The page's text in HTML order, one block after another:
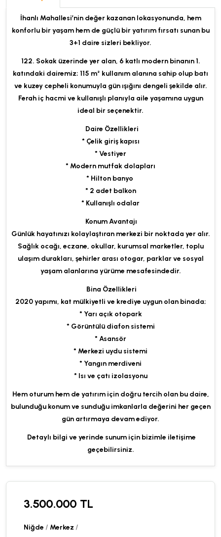
İhanlı Mahallesi’nin değer kazanan lokasyonunda, hem
konforlu bir yaşam hem de güçlü bir yatırım fırsatı sunan bu
3+1 daire sizleri bekliyor.
122. Sokak üzerinde yer alan, 6 katlı modern binanın 1.
katındaki dairemiz; 115 m² kullanım alanına sahip olup batı
ve kuzey cepheli konumuyla gün ışığını dengeli şekilde alır.
Ferah iç hacmi ve kullanışlı planıyla aile yaşamına uygun
ideal bir seçenektir.
Daire Özellikleri
* Çelik giriş kapısı
* Vestiyer
* Modern mutfak dolapları
* Hilton banyo
* 2 adet balkon
* Kullanışlı odalar
Konum Avantajı
Günlük hayatınızı kolaylaştıran merkezi bir noktada yer alır.
Sağlık ocağı, eczane, okullar, kurumsal marketler, toplu
ulaşım durakları, şehirler arası otogar, parklar ve sosyal
yaşam alanlarına yürüme mesafesindedir.
Bina Özellikleri
2020 yapımı, kat mülkiyetli ve krediye uygun olan binada;
* Yarı açık otopark
* Görüntülü diafon sistemi
* Asansör
* Merkezi uydu sistemi
* Yangın merdiveni
* Isı ve çatı izolasyonu
Hem oturum hem de yatırım için doğru tercih olan bu daire,
bulunduğu konum ve sunduğu imkanlarla değerini her geçen
gün artırmaya devam ediyor.
Detaylı bilgi ve yerinde sunum için bizimle iletişime
geçebilirsiniz.
3.500.000 TL
Niğde / Merkez /